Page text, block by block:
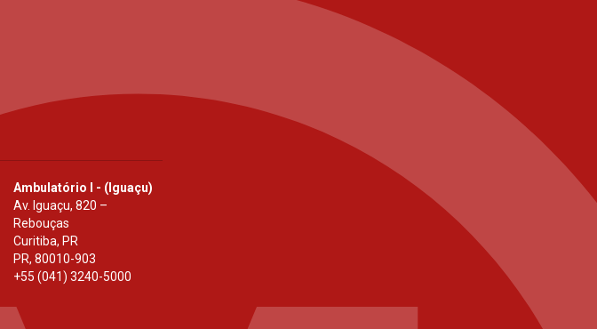
Ambulatório I - (Iguaçu)
Av. Iguaçu, 820 –
Rebouças
Curitiba, PR
PR, 80010-903
+55 (041) 3240-5000